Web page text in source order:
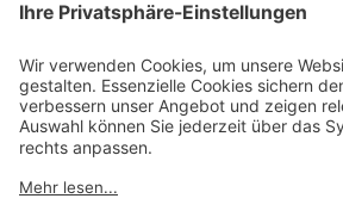
Kontakt
Datenschutz
Newsletter